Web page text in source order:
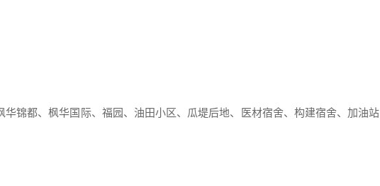
锦都、枫华国际、福园、油田小区、瓜堤后地、医材宿舍、构建宿舍、加油站